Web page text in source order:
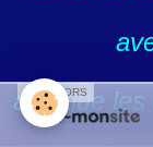
afin que
SPONSORS